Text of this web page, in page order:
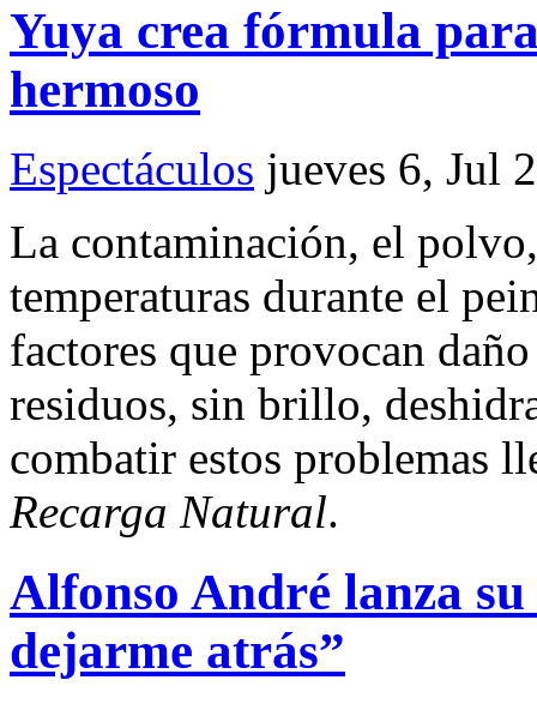
Yuya crea fórmula
hermoso
Espectáculos jueves 6, Jul
La contaminación, el
temperaturas durante el
factores que provocan
residuos, sin brillo,
combatir estos problemas
Recarga Natural.
Alfonso André lanza su
dejarme atrás”